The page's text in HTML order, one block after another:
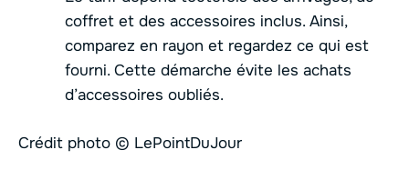
coffret et des accessoires inclus. Ainsi,
comparez en rayon et regardez ce qui est
fourni. Cette démarche évite les achats
d’accessoires oubliés.
Crédit photo © LePointDuJour